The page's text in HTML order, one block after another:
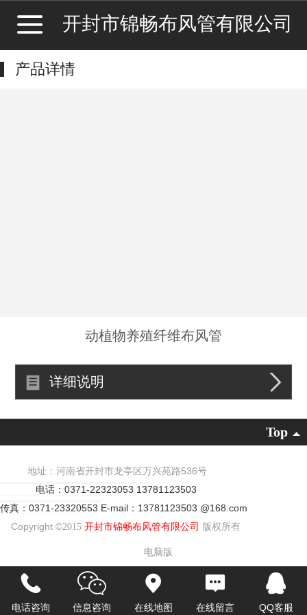
开封市锦畅布风管有限公司
产品详情
动植物养殖纤维布风管
详细说明
Top
地址：河南省开封市龙亭区万兴苑路536号
电话：0371-22323053 13781123503
传真：0371-23320553 E-mail：13781123503 @168.com
Copyright ©2015 开封市锦畅布风管有限公司 版权所有
电脑版
电话咨询 信息咨询 在线地图 在线留言 QQ客服